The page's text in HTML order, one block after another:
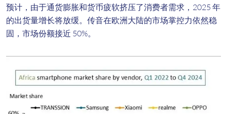
预计，由于通货膨胀和货币疲软挤压了消费者需求，2025 年
的出货量增长将放缓。传音在欧洲大陆的市场掌控力依然稳
固，市场份额接近 50%。